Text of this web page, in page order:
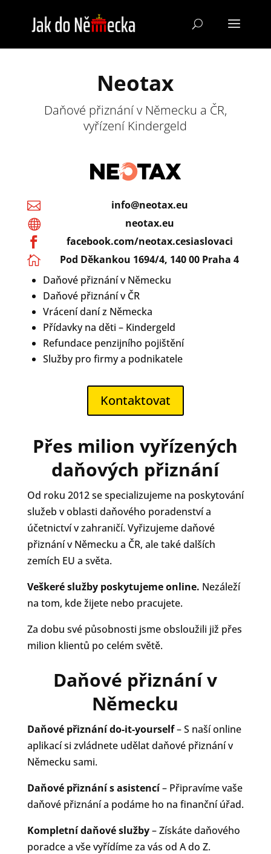
Neotax
Daňové přiznání v Německu a ČR,
vyřízení Kindergeld

info@neotax.eu

neotax.eu

facebook.com/neotax.cesiaslovaci

Pod Děkankou 1694/4, 140 00 Praha 4
Daňové přiznání v Německu
Daňové přiznání v ČR
Vrácení daní z Německa
Přídavky na děti – Kindergeld
Refundace penzijního pojištění
Služby pro firmy a podnikatele
Kontaktovat
Přes milion vyřízených
daňových přiznání
Od roku 2012 se specializujeme na poskytování
služeb v oblasti daňového poradenství a
účetnictví v zahraničí. Vyřizujeme daňové
přiznání v Německu a ČR, ale také dalších
zemích EU a světa.
Veškeré služby poskytujeme online. Nezáleží
na tom, kde žijete nebo pracujete.
Za dobu své působnosti jsme obsloužili již přes
milion klientů po celém světě.
Daňové přiznání v
Německu
Daňové přiznání do-it-yourself– S naší online
aplikací si zvládnete udělat daňové přiznání v
Německu sami.
Daňové přiznání s asistencí– Připravíme vaše
daňové přiznání a podáme ho na finanční úřad.
Kompletní daňové služby– Získáte daňového
poradce a vše vyřídíme za vás od A do Z.